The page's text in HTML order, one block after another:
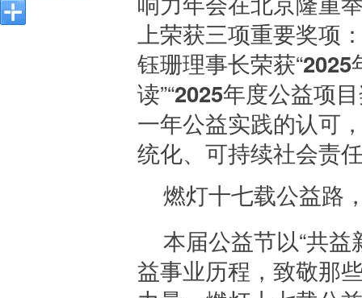
上荣获三项重要奖项
钰珊理事长荣获“2025
读”“2025年度公益项
一年公益实践的认可
统化、可持续社会责
燃灯十七载公益路
本届公益节以“共
益事业历程，致敬那